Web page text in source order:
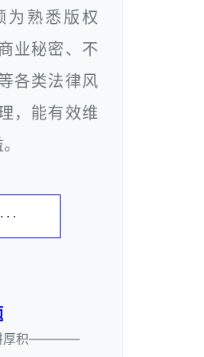
为熟悉版权
业秘密、不
各类法律风
，能有效维
·
厚积————